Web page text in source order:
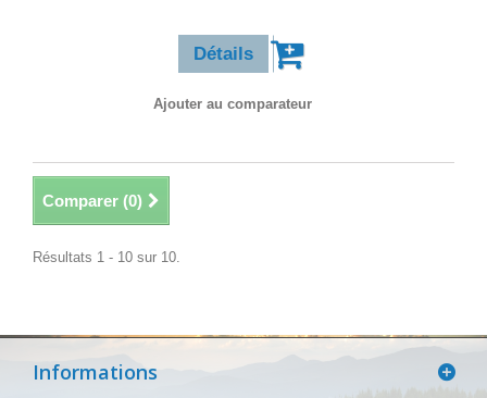
Détails
Ajouter au comparateur
Comparer (0)
Résultats 1 - 10 sur 10.
Informations